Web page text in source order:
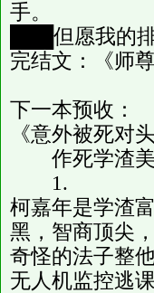
手。
███但愿我的
完结文：《师尊
下一本预收：
《意外被死对
作死学渣美
1.
柯嘉年是学渣
黑，智商顶尖
奇怪的法子整他
无人机监控逃